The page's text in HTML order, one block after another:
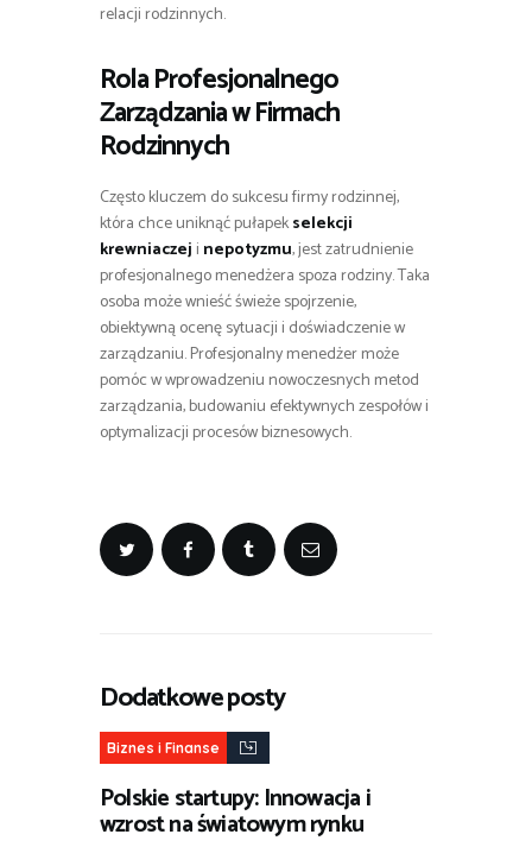
relacji rodzinnych.
Rola Profesjonalnego
Zarządzania w Firmach
Rodzinnych
Często kluczem do sukcesu firmy rodzinnej,
która chce uniknąć pułapekselekcji
krewniaczej i nepotyzmu, jest zatrudnienie
profesjonalnego menedżera spoza rodziny. Taka
osoba może wnieść świeże spojrzenie,
obiektywną ocenę sytuacji i doświadczenie w
zarządzaniu. Profesjonalny menedżer może
pomóc w wprowadzeniu nowoczesnych metod
zarządzania, budowaniu efektywnych zespołów i
optymalizacji procesów biznesowych.
Dodatkowe posty
Biznes i Finanse
Polskie startupy: Innowacja i
wzrost na światowym rynku